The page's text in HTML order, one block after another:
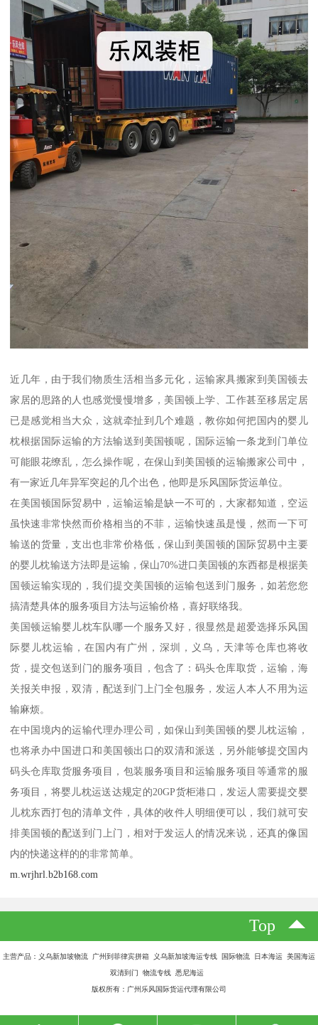
近几年，由于我们物质生活相当多元化，运输家具搬家到美国顿去
家居的思路的人也感觉慢慢增多，美国顿上学、工作甚至移居定居
已是感觉相当大众，这就牵扯到几个难题，教你如何把国内的婴儿
枕根据国际运输的方法输送到美国顿呢，国际运输一条龙到门单位
可能眼花缭乱，怎么操作呢，在保山到美国顿的运输搬家公司中，
有一家近几年异军突起的几个出色，他即是乐风国际货运单位。
在美国顿国际贸易中，运输运输是缺一不可的，大家都知道，空运
虽快速非常快然而价格相当的不菲，运输快速虽是慢，然而一下可
输送的货量，支出也非常价格低，保山到美国顿的国际贸易中主要
的婴儿枕输送方法即是运输，保山70%进口美国顿的东西都是根据美
国顿运输实现的，我们提交美国顿的运输包送到门服务，如若您您
搞清楚具体的服务项目方法与运输价格，喜好联络我。
美国顿运输婴儿枕车队哪一个服务又好，很显然是超爱选择乐风国
际婴儿枕运输，在国内有广州，深圳，义乌，天津等仓库也将收
货，提交包送到门的服务项目，包含了：码头仓库取货，运输，海
关报关申报，双清，配送到门上门全包服务，发运人本人不用为运
输麻烦。
在中国境内的运输代理办理公司，如保山到美国顿的婴儿枕运输，
也将承办中国进口和美国顿出口的双清和派送，另外能够提交国内
码头仓库取货服务项目，包装服务项目和运输服务项目等通常的服
务项目，将婴儿枕运送达规定的20GP货柜港口，发运人需要提交婴
儿枕东西打包的清单文件，具体的收件人明细便可以，我们就可安
排美国顿的配送到门上门，相对于发运人的情况来说，还真的像国
内的快递这样的的非常简单。
m.wrjhrl.b2b168.com
Top
主营产品：义乌新加坡物流 广州到菲律宾拼箱 义乌新加坡海运专线 国际物流 日本海运 美国海运
双清到门 物流专线 悉尼海运
版权所有：广州乐风国际货运代理有限公司